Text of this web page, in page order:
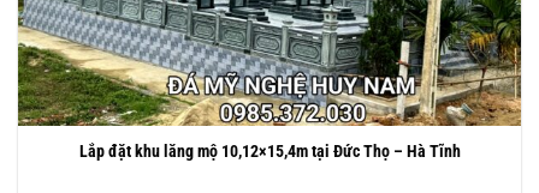
Lắp đặt khu lăng mộ 10,12×15,4m tại Đức Thọ – Hà Tĩnh